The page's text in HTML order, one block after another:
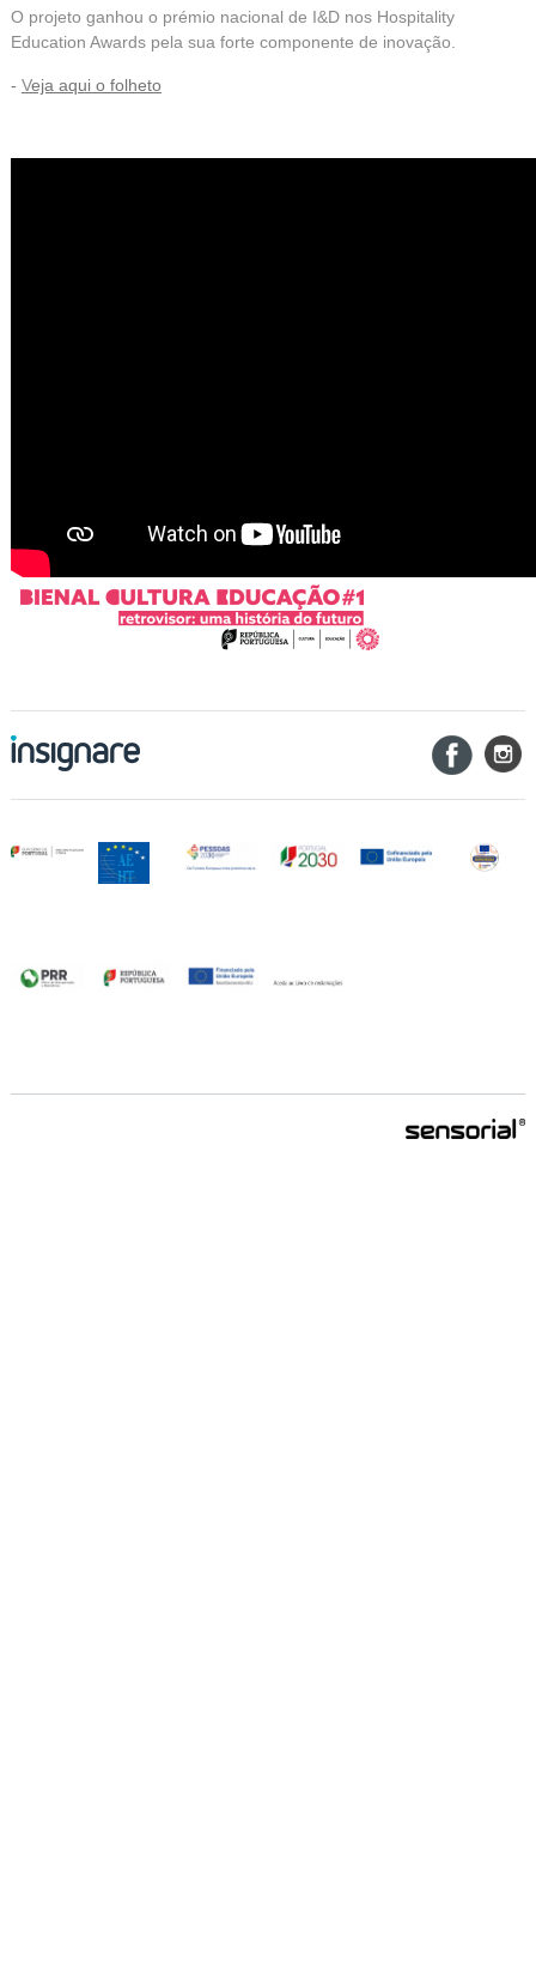
O projeto ganhou o prémio nacional de I&D nos Hospitality
Education Awardspela sua forte componente de inovação.
- Veja aqui o folheto